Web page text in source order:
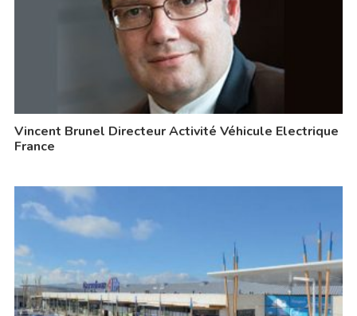
Vincent Brunel Directeur Activité Véhicule Electrique
France